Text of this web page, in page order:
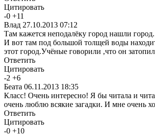
Цитировать
-0 +11
Влад 27.10.2013 07:12
Там кажется неподалёку город нашли город.
И вот там под большой толщей воды
этот город.Учёные говорили ,что он
Ответить
Цитировать
-2 +6
Беата 06.11.2013 18:35
Класс! Очень интересно! Я бы читала и
очень люблю всякие загадки. И мне очень
Ответить
Цитировать
-0 +10